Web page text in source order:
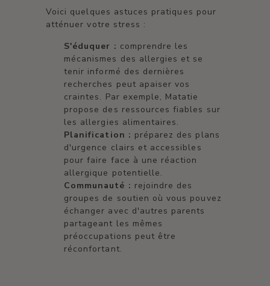
Voici quelques astuces pratiques pour
atténuer votre stress :
S'éduquer : comprendre les
mécanismes des allergies et se
tenir informé des dernières
recherches peut apaiser vos
craintes. Par exemple, Matatie
propose des ressources fiables sur
les allergies alimentaires.
Planification : préparez des plans
d'urgence clairs et accessibles
pour faire face à une réaction
allergique potentielle.
Communauté : rejoindre des
groupes de soutien où vous pouvez
échanger avec d'autres parents
partageant les mêmes
préoccupations peut être
réconfortant.